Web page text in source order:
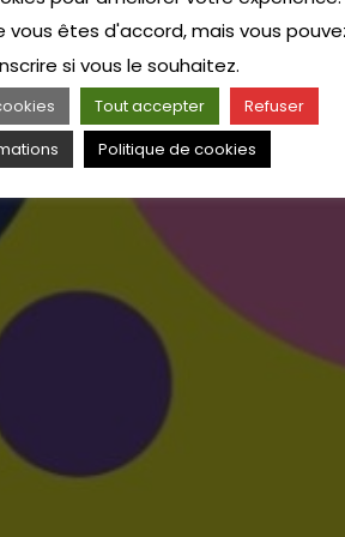
vous êtes d'accord, mais vous
si vous le souhaitez.
Tout accepter
Refuser
Politique de cookies